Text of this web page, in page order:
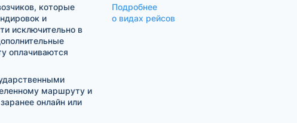
которые
и
исключительно в
оплачиваются
маршруту и
онлайн или
Подробнее
о видах рейсов